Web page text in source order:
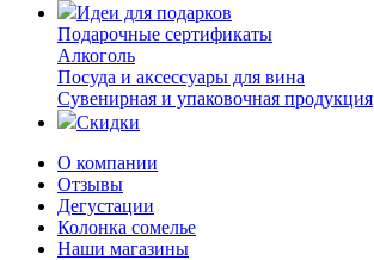
Идеи для подарков
Подарочные сертификаты
Алкоголь
Посуда и аксессуары для вина
Сувенирная и упаковочная продукция
Скидки
О компании
Отзывы
Дегустации
Колонка сомелье
Наши магазины